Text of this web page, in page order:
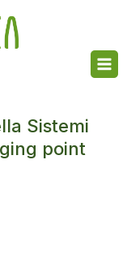
Sistemi
point